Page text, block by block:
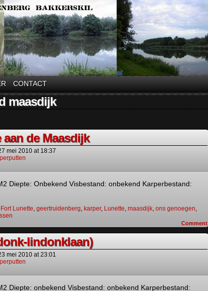
CONTACT
maasdijk
de Maasdijk
mei 2010 at 18:37
Diepte: Onbekend Visbestand: onbekend Karperbestand:
Fort Lunette, geertruidenberg, karper, Lunette, maasdijk, ons genoegen,
Comment
lindonklaan)
mei 2010 at23:01
Diepte: onbekend Visbestand: onbekend Karperbestand: